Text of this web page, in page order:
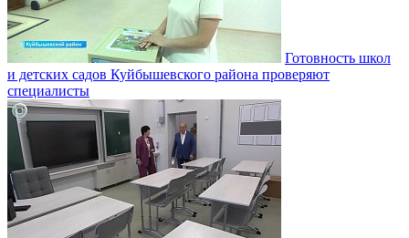
Готовность школ
и детских садов Куйбышевского района проверяют
специалисты